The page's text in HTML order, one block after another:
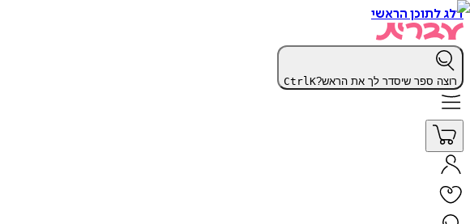
דלג לתוכן הראשי
רוצה ספר שיסדר לך את הראש? CtrlK